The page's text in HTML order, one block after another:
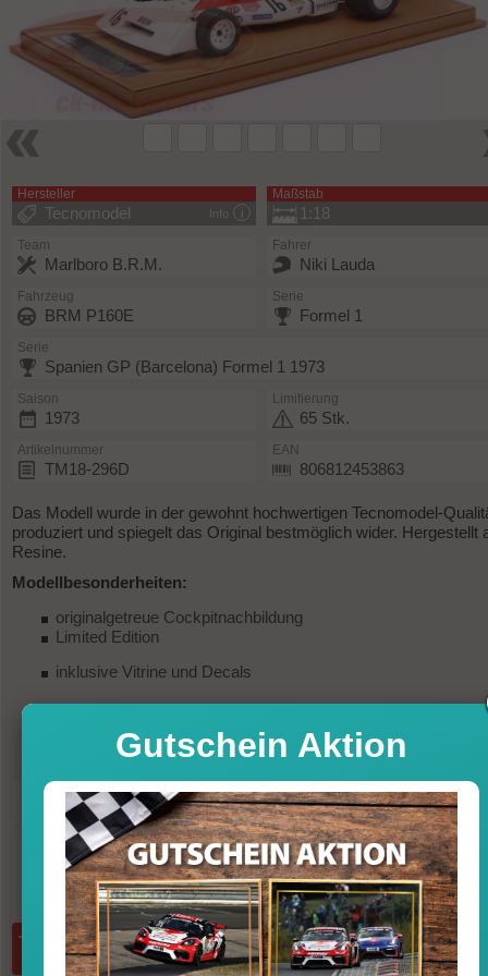
Hersteller
Info
Tecnomodel
Maßstab
1:18
Team
Marlboro B.R.M.
Fahrer
Niki Lauda
Fahrzeug
BRM P160E
Serie
Formel 1
Serie
Spanien GP (Barcelona) Formel 1 1973
Saison
1973
Limitierung
65 Stk.
Artikelnummer
TM18-296D
EAN
806812453863
Das Modell wurde in der gewohnt hochwertigen Tecnomodel-
produziert und spiegelt das Original bestmöglich wider. Hergestellt
Resine.
Modellbesonderheiten:
originalgetreue Cockpitnachbildung
Limited Edition
inklusive Vitrine und Decals
UVP 269,95 € -10% 242,96
Sofort versandfertig, Lieferfrist 1-3
inkl. MwSt. zzgl.
Menge: in den Warenkorb
Gutschein Aktion